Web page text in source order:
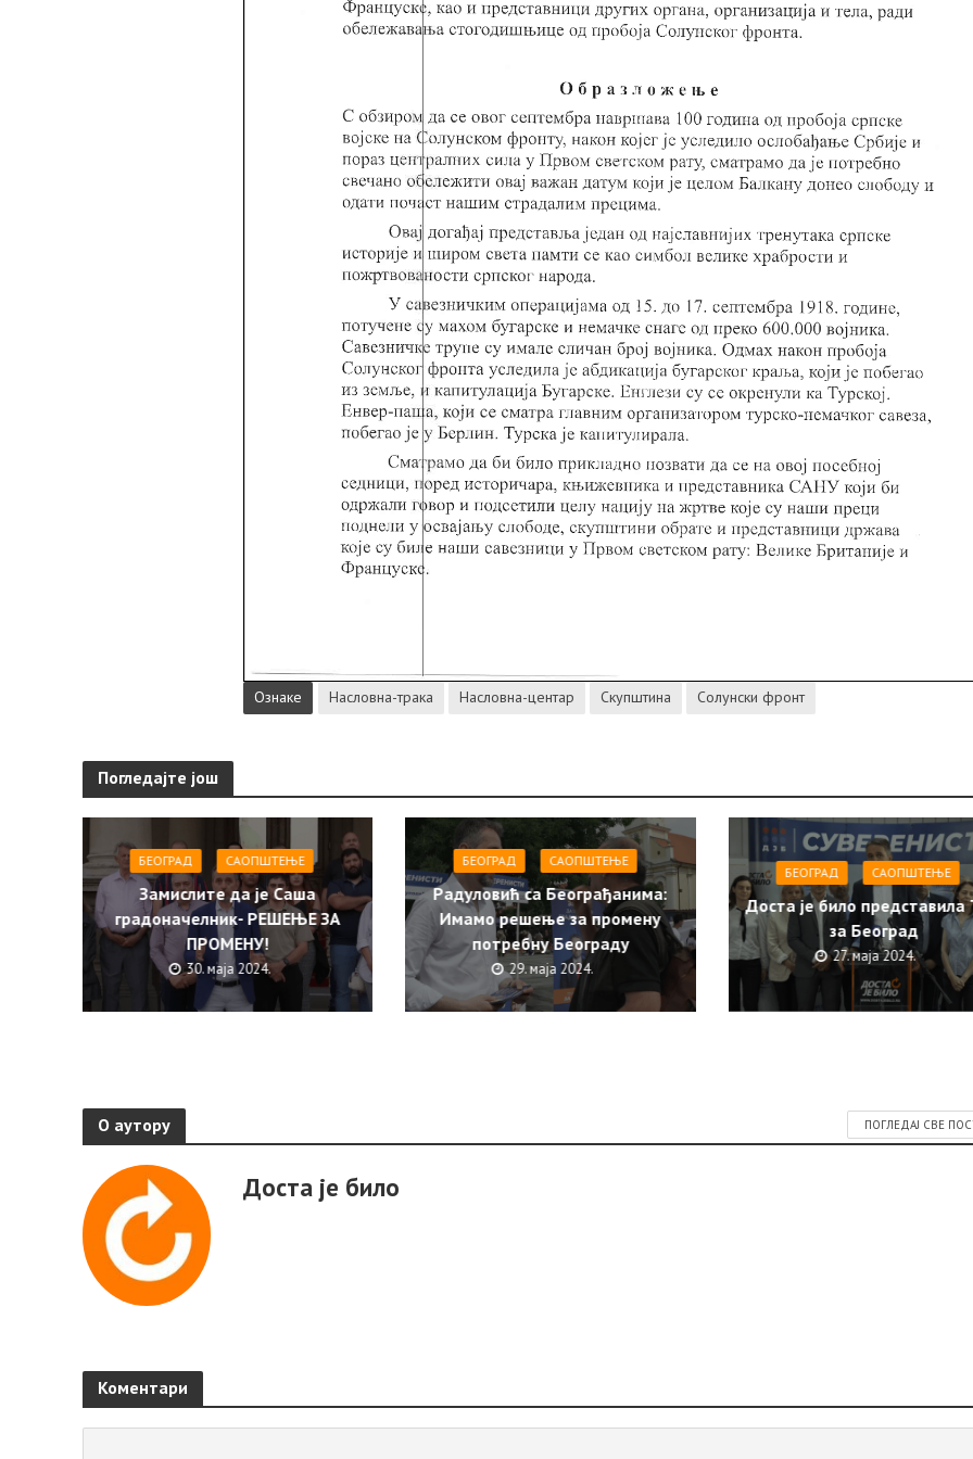
Ознаке Насловна-трака Насловна-центар Скупштина Солунски фронт
Погледајте још
БЕОГРАД САОПШТЕЊE
Замислите да је Саша
градоначелник- РЕШЕЊЕ ЗА
ПРОМЕНУ!
30. маја 2024.
БЕОГРАД САОПШТЕЊE
Радуловић са Београђанима:
Имамо решење за промену
потребну Београду
29. маја 2024.
БЕОГРАД САОПШТЕЊE
Доста је било представила
за Београд
27. маја 2024.
О аутору ПОГЛЕДАЈ СВЕ
Доста је било
Коментари